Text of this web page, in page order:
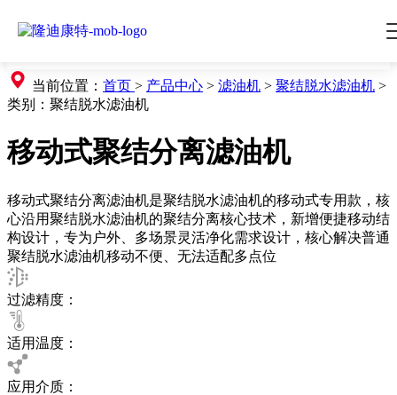
当前位置： 首页 > 产品中心 > 滤油机 > 聚结脱水滤油机 >
类别： 聚结脱水滤油机
移动式聚结分离滤油机
移动式聚结分离滤油机是聚结脱水滤油机的移动式专用款，核
心沿用聚结脱水滤油机的聚结分离核心技术，新增便捷移动结
构设计，专为户外、多场景灵活净化需求设计，核心解决普通
聚结脱水滤油机移动不便、无法适配多点位
过滤精度：
适用温度：
应用介质：